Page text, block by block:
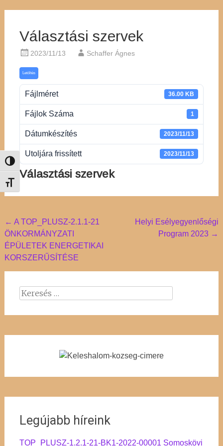
Nagy kontraszt váltása
Betűméret váltása
Választási szervek
2023/11/13 Schaffer Ágnes
Letöltés
Fájlméret 36.00 KB
Fájlok Száma 1
Dátumkészítés 2023/11/13
Utoljára frissített 2023/11/13
Választási szervek
Post
navigation
← A TOP_PLUSZ-2.1.1-21
ÖNKORMÁNYZATI
ÉPÜLETEK ENERGETIKAI
KORSZERŰSÍTÉSE
Helyi Esélyegyenlőségi
Program 2023 →
Keresés:
Legújabb híreink
TOP_PLUSZ-1.2.1-21-BK1-2022-00001 Somoskövi